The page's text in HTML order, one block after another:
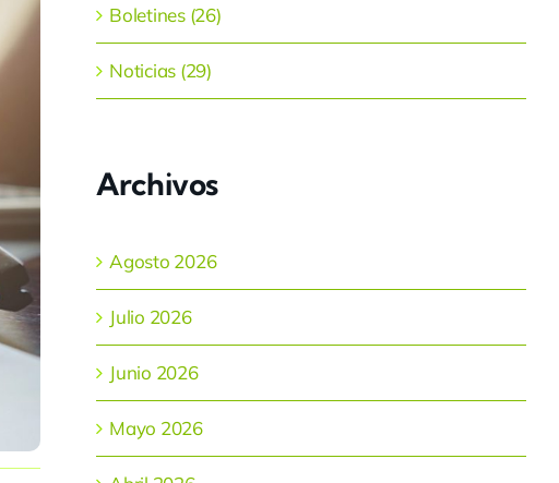
Boletines (26)
Noticias (29)
Archivos
Agosto 2026
Julio 2026
Junio 2026
Mayo 2026